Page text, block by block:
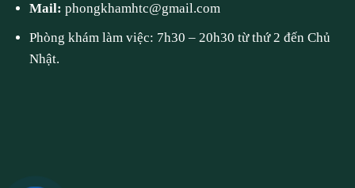
Mail:phongkhamhtc@gmail.com
Phòng khám làm việc: 7h30 – 20h30 từ thứ 2 đến Chủ
Nhật.